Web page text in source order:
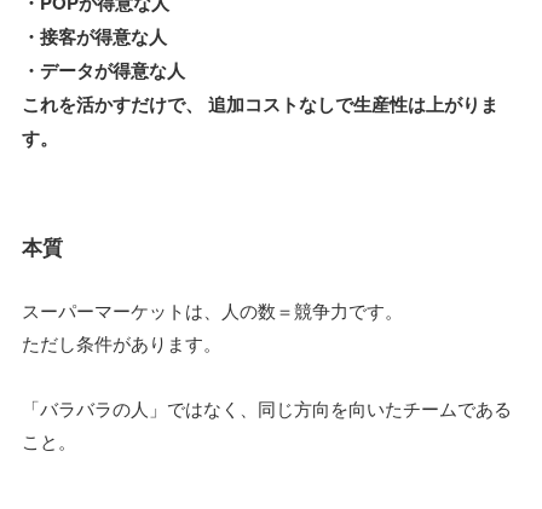
・接客が得意な人
・データが得意な人
これを活かすだけで、 追加コストなしで生産性は上がりま
す。
本質
スーパーマーケットは、人の数＝競争力です。
ただし条件があります。
「バラバラの人」ではなく、同じ方向を向いたチームである
こと。